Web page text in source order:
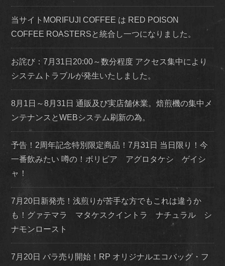
当サイトMORIFUJI COFFEE は RED POISON
COFFEE ROASTERSと統合し一つになりました。
お詫び：7月31日20:00～数分程度 アクセス集中により
システムトラブルが発生いたしました。
8月1日～8月31日 通販及び実店舗休業。焙煎機の集中メ
ンテナンスとWEBシステム刷新の為。
予告！2周年記念特別限定商品！7月31日 当日限り！今
一番飲みたい 噂の！ボリビア アグロタケシ ゲイシ
ャ！
7月20日新発売！浅煎りが苦手な方でもこれは違うか
も！グァテマラ マタケスクイントラ ナチュラル シ
ナモンロースト
7月20日 バラ売り開始！RP オリジナルエコバッグ・フ